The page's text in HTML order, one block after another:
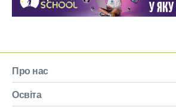
Про нас
Освіта